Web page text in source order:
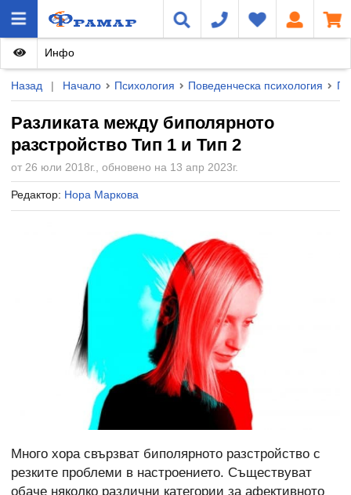
Назад | Начало Психология Поведенческа психология
Разликата между биполярното
разстройство Тип 1 и Тип 2
от 26 юли 2018г., обновено на 13 апр 2023г.
Редактор: Нора Маркова
Инфо
Много хора свързват биполярното разстройство с
резките проблеми в настроението. Съществуват
обаче няколко различни категории за афективното